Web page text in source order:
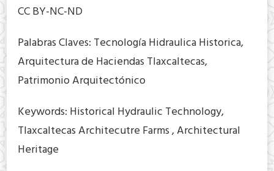
CC BY-NC-ND
Palabras Claves: Tecnología Hidraulica Historica,
Arquitectura de Haciendas Tlaxcaltecas,
Patrimonio Arquitectónico
Keywords: Historical Hydraulic Technology,
Tlaxcaltecas Architecutre Farms , Architectural
Heritage